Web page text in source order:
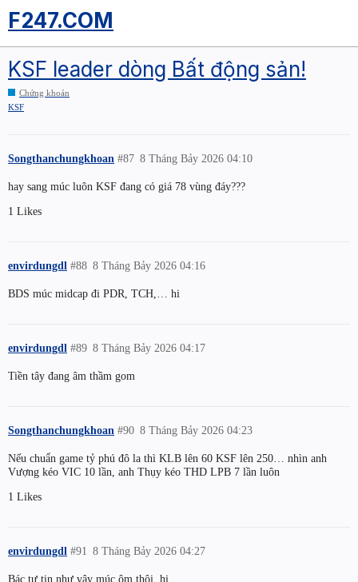
F247.COM
KSF leader dòng Bất động sản!
Chứng khoán
KSF
Songthanchungkhoan 8 Tháng Bảy 2026 04:10
#87
hay sang múc luôn KSF đang có giá 78 vùng đáy???
1 Likes
envirdungdl 8 Tháng Bảy 2026 04:16
#88
BDS múc midcap đi PDR, TCH,… hi
envirdungdl 8 Tháng Bảy 2026 04:17
#89
Tiền tây đang âm thầm gom
Songthanchungkhoan 8 Tháng Bảy 2026 04:23
#90
Nếu chuẩn game tỷ phú đô la thì KLB lên 60 KSF lên 250… nhìn anh
Vượng kéo VIC 10 lần, anh Thụy kéo THD LPB 7 lần luôn
1 Likes
envirdungdl 8 Tháng Bảy 2026 04:27
#91
Bác tự tin như vậy múc ôm thôi, hi